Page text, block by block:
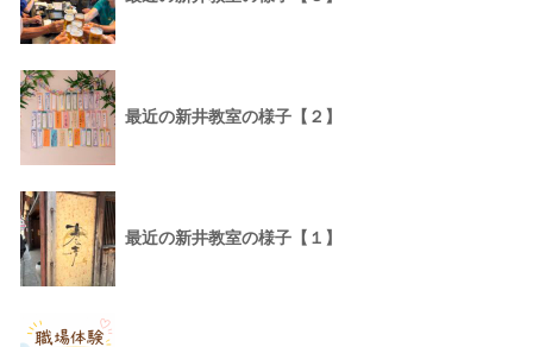
最近の新井教室の様子【２】
最近の新井教室の様子【１】